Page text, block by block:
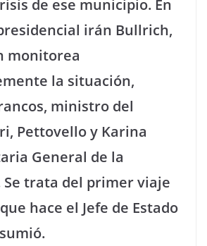
de ese municipio. En
irán Bullrich,
monitorea
la situación,
ministro del
Pettovello y Karina
General de la
Se trata del primer viaje
hace el Jefe de Estado